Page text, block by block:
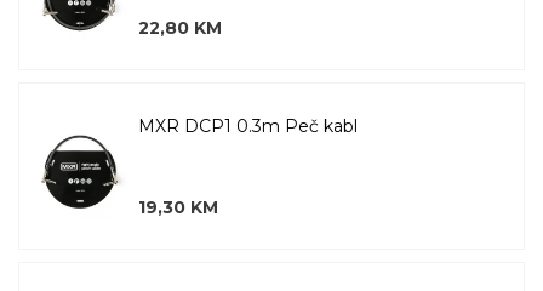
22,80 KM
MXR DCP1 0.3m Peč kabl
19,30 KM